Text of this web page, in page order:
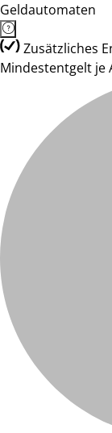
Geldautomaten
Zusätzliches
Mindestentgelt je